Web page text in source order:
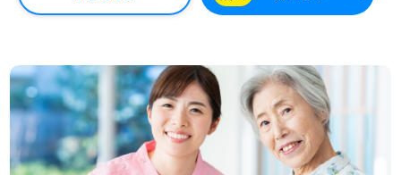
看護助手や介護職経験のある方はもちろん、これから介護
長に合った研修プログラム、職員様同士の協力体制、年収
アップを目指せる給与制度/人事評価もおすすめポイント！
『介護職を通じてご入居者様のお役に立ちたい』『資格/経
験を活かしたい』『関わる人に喜んでもらえる仕事をした
い、やりがいを感じながら働きたい、仕事を通じて成長し
たい』『転職でキャリアチェンジ、施設形態や環境を変え